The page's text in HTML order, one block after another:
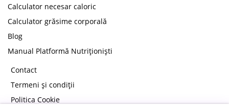
Calculator necesar caloric
Calculator grăsime corporală
Blog
Manual Platformă Nutriționiști
Contact
Termeni și condiții
Politica Cookie